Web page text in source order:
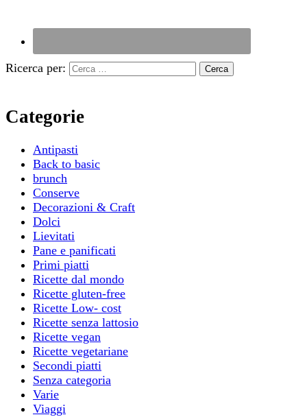
Ricerca per:
Categorie
Antipasti
Back to basic
brunch
Conserve
Decorazioni & Craft
Dolci
Lievitati
Pane e panificati
Primi piatti
Ricette dal mondo
Ricette gluten-free
Ricette Low- cost
Ricette senza lattosio
Ricette vegan
Ricette vegetariane
Secondi piatti
Senza categoria
Varie
Viaggi